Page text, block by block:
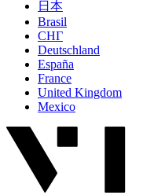
日本
Brasil
СНГ
Deutschland
España
France
United Kingdom
Mexico